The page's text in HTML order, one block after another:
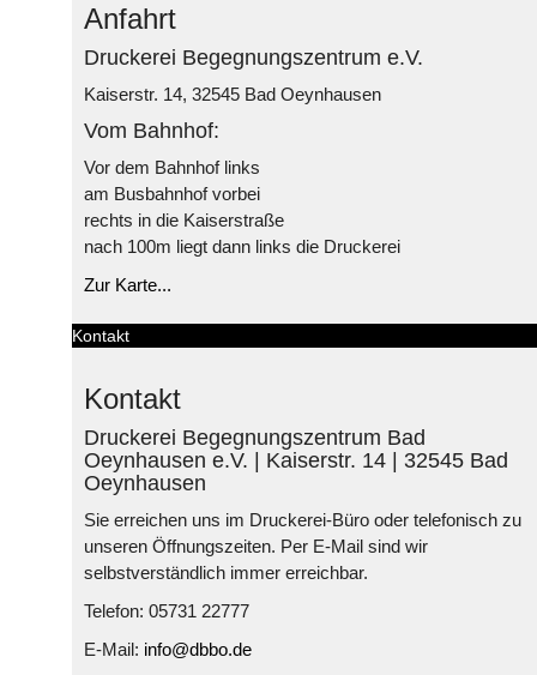
Anfahrt
Druckerei Begegnungszentrum e.V.
Kaiserstr. 14, 32545 Bad Oeynhausen
Vom Bahnhof:
Vor dem Bahnhof links
am Busbahnhof vorbei
rechts in die Kaiserstraße
nach 100m liegt dann links die Druckerei
Zur Karte...
Kontakt
Kontakt
Druckerei Begegnungszentrum Bad
Oeynhausen e.V. | Kaiserstr. 14 | 32545 Bad
Oeynhausen
Sie erreichen uns im Druckerei-Büro oder telefonisch zu
unseren Öffnungszeiten. Per E-Mail sind wir
selbstverständlich immer erreichbar.
Telefon: 05731 22777
E-Mail: info@dbbo.de